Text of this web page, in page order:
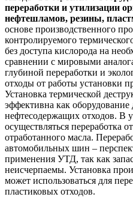
переработки и утилизации
нефтешламов, резины,
основе производственного
контролируемого
без доступа кислорода на
сравнении с мировыми
глубиной переработки и
отходы от работы установки
Установка термической
эффективна как
нефтесодержащих отходов. В
осуществляться переработка
отработанного масла.
автомобильных шин –
применения УТД, так как
неисчерпаемы. Установка
может использоваться для
пластиковых отходов.